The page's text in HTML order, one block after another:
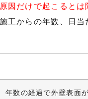
因だけで起こるとは
工からの年数、日
年数の経過で外壁表面